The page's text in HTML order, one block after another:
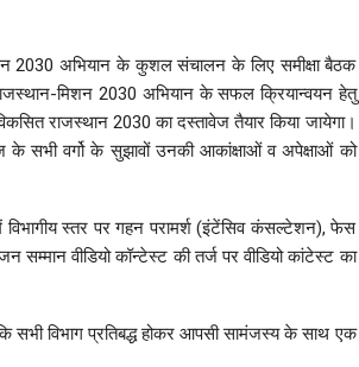
2030 अभियान के कुशल संचालन के लिए समीक्षा बैठक
मिशन 2030 अभियान के सफल क्रियान्वयन हेतु
राजस्थान 2030 का दस्तावेज तैयार किया जायेगा।
के सभी वर्गो के सुझावों उनकी आकांक्षाओं व अपेक्षाओं को
स्तर पर गहन परामर्श (इंटेंसिव कंसल्टेशन), फेस
वीडियो कॉन्टेस्ट की तर्ज पर वीडियो कांटेस्ट का
सभी विभाग प्रतिबद्ध होकर आपसी सामंजस्य के साथ एक